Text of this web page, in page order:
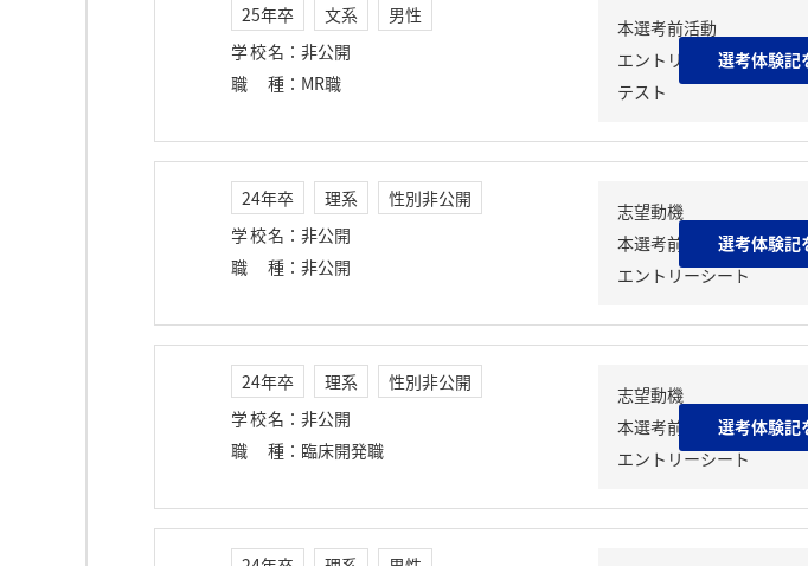
25年卒 文系
男性
学校名 ： 非公開
職種 ： MR職
本選考前活動
エントリーシート
テスト
選考体験記
24年卒 理系
性別非公開
学校名 ： 非公開
職種 ： 非公開
志望動機
本選考前活動
エントリーシート
選考体験記
24年卒 理系
性別非公開
学校名 ： 非公開
職種 ： 臨床開発職
志望動機
本選考前活動
エントリーシート
選考体験記